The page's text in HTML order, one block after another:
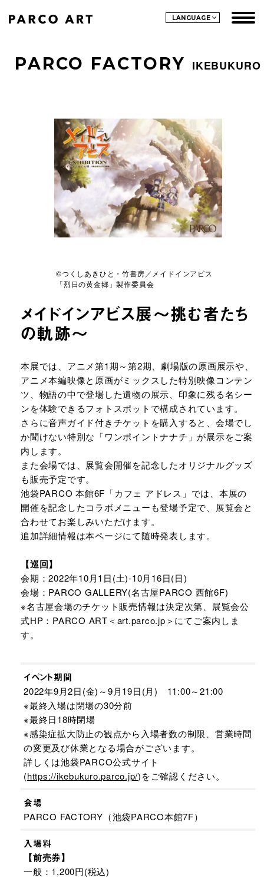
LANGUAGE
PARCO FACTORY IKEBUKURO
©つくしあきひと・竹書房／メイドインアビス
「烈日の黄金郷」製作委員会
メイドインアビス展～挑む者たち
の軌跡～
URLをコピーする
本展では、アニメ第1期～第2期、劇場版の原画展示や、
アニメ本編映像と原画がミックスした特別映像コンテン
ツ、物語の中で登場した遺物の展示、印象に残る名シー
ンを体験できるフォトスポットで構成されています。
さらに音声ガイド付きチケットを購入すると、会場でし
か聞けない特別な「ワンポイントナナチ」が展示をご案
内します。
また会場では、展覧会開催を記念したオリジナルグッズ
も販売予定です。
池袋PARCO 本館6F「カフェ アドレス」では、本展の
開催を記念したコラボメニューも登場予定で、展覧会と
合わせてお楽しみいただけます。
追加詳細情報は本ページにて随時発表します。
【巡回】
会期：2022年10月1日(土)-10月16日(日)
会場：PARCO GALLERY(名古屋PARCO 西館6F)
※名古屋会場のチケット販売情報は決定次第、展覧会公
式HP：PARCO ART＜art.parco.jp＞にてご案内しま
す。
イベント期間
2022年9月2日(金)～9月19日(月) 11:00～21:00
※最終入場は閉場の30分前
※最終日18時閉場
※感染症拡大防止の観点から入場者数の制限、営業時間
の変更及び休業となる場合がございます。
詳しくは池袋PARCO公式サイト
(https://ikebukuro.parco.jp/)をご確認ください。
会場
PARCO FACTORY（池袋PARCO本館7F）
入場料
【前売券】
一般：1,200円(税込)